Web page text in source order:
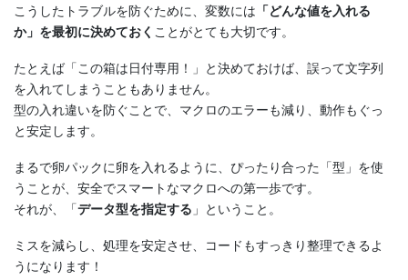
こうしたトラブルを防ぐために、変数には 「どんな値を入れる
か」を最初に決めておく ことがとても大切です。
たとえば「この箱は日付専用！」と決めておけば、誤って文字列
を入れてしまうこともありません。
型の入れ違いを防ぐことで、マクロのエラーも減り、動作もぐっ
と安定します。
まるで卵パックに卵を入れるように、ぴったり合った「型」を使
うことが、安全でスマートなマクロへの第一歩です。
それが、「データ型を指定する 」ということ。
ミスを減らし、処理を安定させ、コードもすっきり整理できるよ
うになります！